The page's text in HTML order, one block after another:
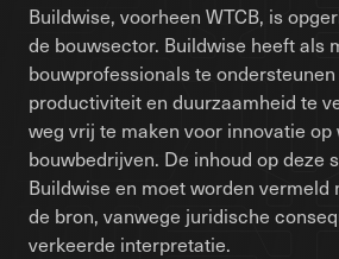
Buildwise, voorheen WTCB, is
de bouwsector. Buildwise heeft als
bouwprofessionals te
productiviteit en duurzaamheid te
weg vrij te maken voor innovatie op
bouwbedrijven. De inhoud op deze
Buildwise en moet worden vermeld
de bron, vanwege juridische
verkeerde interpretatie.